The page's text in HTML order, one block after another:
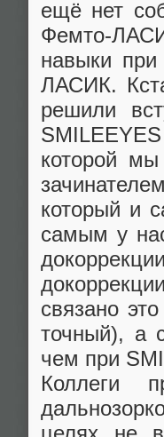
ещё нет
Фемто-
навыки
ЛАСИК.
решили
которой мы
который и
самым у
связано
точный), а
чем при
Коллеги